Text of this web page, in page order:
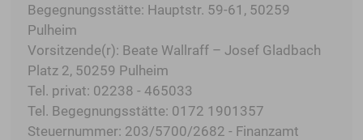
Begegnungsstätte: Hauptstr. 59-61, 50259
Pulheim
Vorsitzende(r): Beate Wallraff – Josef Gladbach
Platz 2, 50259 Pulheim
Tel. privat: 02238 - 465033
Tel. Begegnungsstätte: 0172 1901357
Steuernummer: 203/5700/2682 - Finanzamt